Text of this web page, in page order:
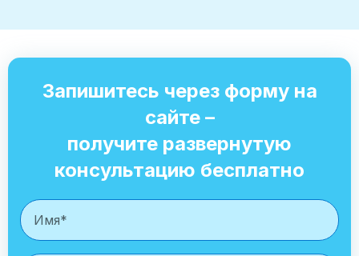
Запишитесь через форму на
сайте –
получите развернутую
консультацию бесплатно